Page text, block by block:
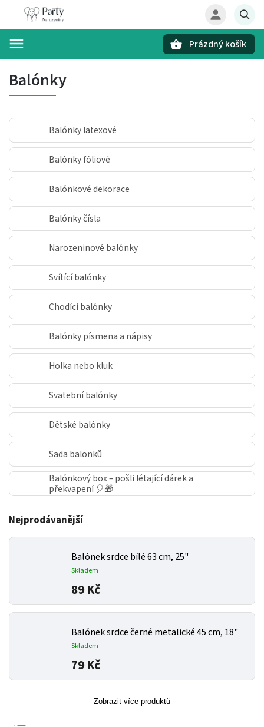
Prázdný košík
Balónky
Balónky latexové
Balónky fóliové
Balónkové dekorace
Balónky čísla
Narozeninové balónky
Svítící balónky
Chodící balónky
Balónky písmena a nápisy
Holka nebo kluk
Svatební balónky
Dětské balónky
Sada balonků
Balónkový box – pošli létající dárek a
překvapení 🎈🎁
Nejprodávanější
Balónek srdce bílé 63 cm, 25"
Skladem
89 Kč
Balónek srdce černé metalické 45 cm, 18"
Skladem
79 Kč
Zobrazit více produktů